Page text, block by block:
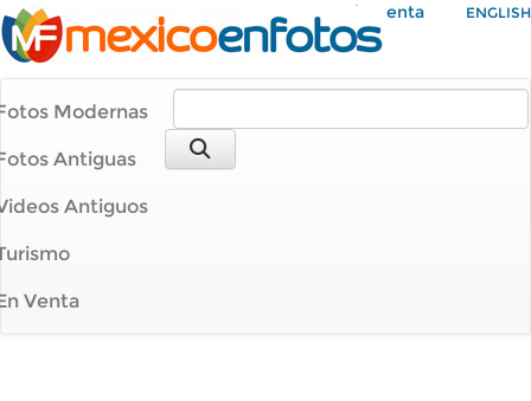
Mi Cuenta ENGLISH
Modernas
Antiguas
Antiguos
Venta